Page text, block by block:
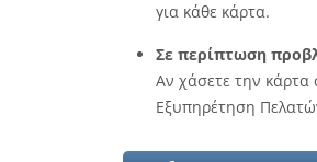
για κάθε κάρτα.
Σε περίπτωση
Αν χάσετε την κάρτα
Εξυπηρέτηση